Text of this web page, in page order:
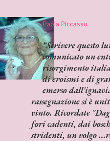
Paola Piccasso
Scrivere questo
comunicato un
risorgimento
di eroismi e di
emerso
rassegnazione si è
vinto. Ricordate
fori cadenti, dai
stridenti, un volgo